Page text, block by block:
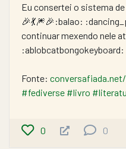
Eu consertei o sistema
🎉💃🎆🎉:balao:
continuar mexendo nele
:ablobcatbongokeyboard:
Fonte:
#fediverse #livro
0 0